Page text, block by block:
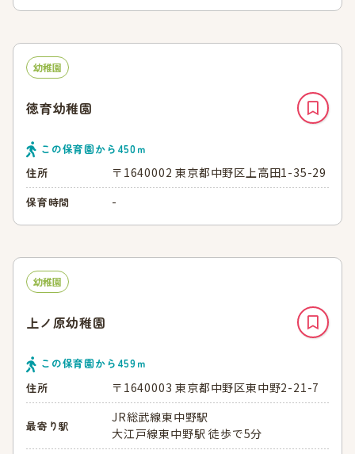
幼稚園
徳育幼稚園
この保育園から 450ｍ
住所
〒1640002 東京都中野区上高田1-35-29
保育時間 -
幼稚園
上ノ原幼稚園
この保育園から 459ｍ
住所
〒1640003 東京都中野区東中野2-21-7
最寄り駅
JR総武線東中野駅
大江戸線東中野駅 徒歩で5分